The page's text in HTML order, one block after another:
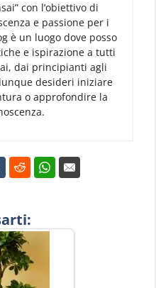
con l’obiettivo di
e passione per i
è un luogo dove posso
e ispirazione a tutti
dai principianti agli
desideri iniziare
o approfondire la